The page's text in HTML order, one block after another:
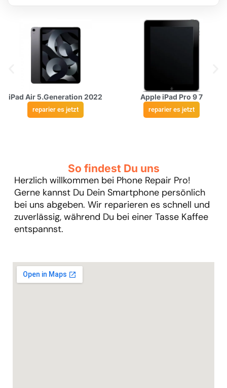
iPad Air 5.Generation 2022
reparier es jetzt
Apple iPad Pro 9 7
reparier es jetzt
So findest Du uns
Herzlich willkommen bei Phone Repair Pro!
Gerne kannst Du Dein Smartphone persönlich
bei uns abgeben. Wir reparieren es schnell und
zuverlässig, während Du bei einer Tasse Kaffee
entspannst.